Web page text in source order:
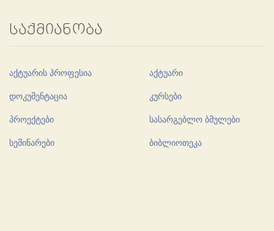
საქმიანობა
აქტუარის პროფესია
აქტუარი
დოკუმენტაცია
კურსები
პროექტები
სასარგებლო ბმულები
სემინარები
ბიბლიოთეკა